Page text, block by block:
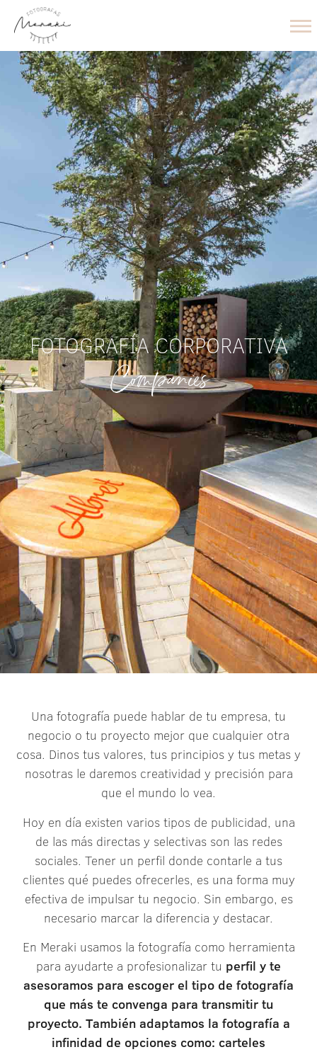
FOTOGRAFÍA CORPORATIVA
Companies
Una fotografía puede hablar de tu empresa, tu
negocio o tu proyecto mejor que cualquier otra
cosa. Dinos tus valores, tus principios y tus metas y
nosotras le daremos creatividad y precisión para
que el mundo lo vea.
Hoy en día existen varios tipos de publicidad, una
de las más directas y selectivas son las redes
sociales. Tener un perfil donde contarle a tus
clientes qué puedes ofrecerles, es una forma muy
efectiva de impulsar tu negocio. Sin embargo, es
necesario marcar la diferencia y destacar.
En Meraki usamos la fotografía como herramienta
para ayudarte a profesionalizar tu perfil y te
asesoramos para escoger el tipo de fotografía
que más te convenga para transmitir tu
proyecto. También adaptamos la fotografía a
infinidad de opciones como: carteles